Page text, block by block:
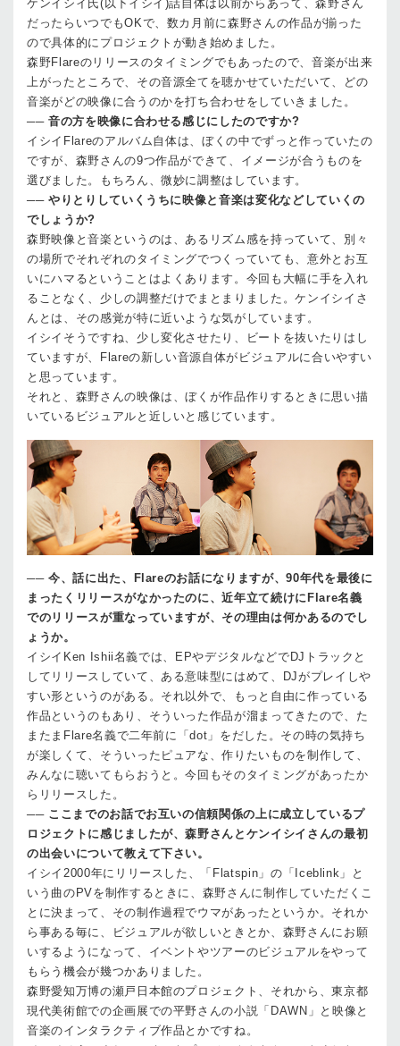
ケンイシイ氏(以下­イシイ)話自体は以前からあって、森野さん
だったらいつでもOKで、数カ月前に森野さんの作品が揃った
ので具体的にプロジェクトが動き始めました。
森野Flareのリリースのタイミングでもあったので、音楽が出来
上がったところで、その音源全てを聴かせていただいて、どの
音楽がどの映像に合うのかを打ち合わせをしていきました。
── 音の方を映像に合わせる感じにしたのですか?
イシイ Flareのアルバム自体は、ぼくの中でずっと作っていたの
ですが、森野さんの9つ作品ができて、イメージが合うものを
選びました。もちろん、微妙に調整はしています。
── やりとりしていくうちに映像と音楽は変化などしていくの
でしょうか?
森野映像と音楽というのは、あるリズム感を持っていて、別々
の場所でそれぞれのタイミングでつくっていても、意外とお互
いにハマるということはよくあります。今回も大幅に手を入れ
ることなく、少しの調整だけでまとまりました。ケンイシイさ
んとは、その感覚が特に近いような気がしています。
イシイ そうですね、少し変化させたり、ビートを抜いたりはし
ていますが、Flareの新しい音源自体がビジュアルに合いやすい
と思っています。
それと、森野さんの映像は、ぼくが作品作りするときに思い描
いているビジュアルと近しいと感じています。
── 今、話に出た、Flareのお話になりますが、90年代を最後に
まったくリリースがなかったのに、近年立て続けにFlare名義
でのリリースが重なっていますが、その理由は何かあるのでし
ょうか。
イシイ Ken Ishii名義では、EPやデジタルなどでDJトラックと
してリリースしていて、ある意味型にはめて、DJがプレイしや
すい形というのがある。それ以外で、もっと自由に作っている
作品というのもあり、そういった作品が溜まってきたので、た
またまFlare名義で二年前に「dot」をだした。その時の気持ち
が楽しくて、そういったピュアな、作りたいものを制作して、
みんなに聴いてもらおうと。今回もそのタイミングがあったか
らリリースした。
── ここまでのお話でお互いの信頼関係の上に成立しているプ
ロジェクトに感じましたが、森野さんとケンイシイさんの最初
の出会いについて教えて下さい。
イシイ 2000年にリリースした、「Flatspin」の「Iceblink」と
いう曲のPVを制作するときに、森野さんに制作していただくこ
とに決まって、その制作過程でウマがあったというか。それか
ら事ある毎に、ビジュアルが欲しいときとか、森野さんにお願
いするようになって、イベントやツアーのビジュアルをやって
もらう機会が幾つかありました。
森野愛知万博の瀬戸日本館のプロジェクト、それから、東京都
現代美術館での企画展での平野さんの小説「DAWN」と映像と
音楽のインタラクティブ作品とかですね。